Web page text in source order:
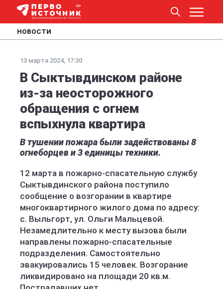
НОВОСТИ
13 марта 2024, 17:30
В Сыктывдинском районе
из-за неосторожного
обращения с огнем
вспыхнула квартира
В тушении пожара были задействованы 8
огнеборцев и 3 единицы техники.
12 марта в пожарно-спасательную службу
Сыктывдинского района поступило
сообщение о возгорании в квартире
многоквартирного жилого дома по адресу:
с. Выльгорт, ул. Ольги Мальцевой.
Незамедлительно к месту вызова были
направлены пожарно-спасательные
подразделения. Самостоятельно
эвакуировались 15 человек. Возгорание
ликвидировано на площади 20 кв.м.